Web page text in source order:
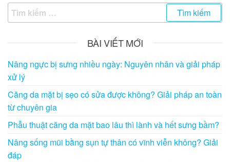
Tìm
kiếm
BÀI VIẾT MỚI
Nâng ngực bị sưng nhiều ngày: Nguyên nhân và giải pháp
xử lý
Căng da mặt bị sẹo có sửa được không? Giải pháp an toàn
từ chuyên gia
Phẫu thuật căng da mặt bao lâu thì lành và hết sưng bầm?
Nâng sống mũi bằng sụn tự thân có vĩnh viễn không? Giải
đáp